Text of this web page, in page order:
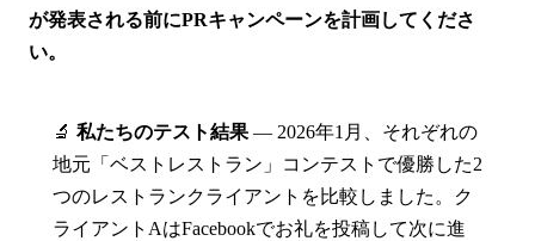
が発表される前にPRキャンペーンを計画してくださ
い。
🔬 私たちのテスト結果 — 2026年1月、それぞれの
地元「ベストレストラン」コンテストで優勝した2
つのレストランクライアントを比較しました。ク
ライアントAはFacebookでお礼を投稿して次に進